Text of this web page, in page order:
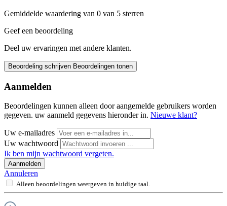
Gemiddelde waardering van 0 van 5 sterren
Geef een beoordeling
Deel uw ervaringen met andere klanten.
Beoordeling schrijven Beoordelingen tonen
Aanmelden
Beoordelingen kunnen alleen door aangemelde gebruikers worden
gegeven. uw aanmeld gegevens hieronder in. Nieuwe klant?
Uw e-mailadres
Uw wachtwoord
Ik ben mijn wachtwoord vergeten.
Aanmelden
Annuleren
Alleen beoordelingen weergeven in huidige taal.